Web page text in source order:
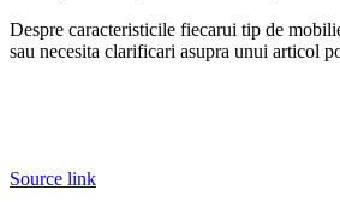
Despre caracteristicile fiecarui tip de
sau necesita clarificari asupra unui articol
Source link